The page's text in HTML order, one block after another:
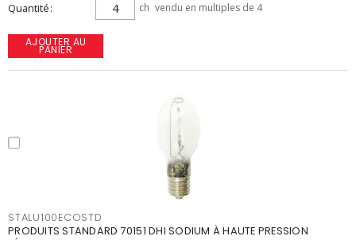
Quantité ch vendu en multiples de 4
AJOUTER AU
PANIER
STALU100ECOSTD
PRODUITS STANDARD 70151 DHI SODIUM À HAUTE PRESSION